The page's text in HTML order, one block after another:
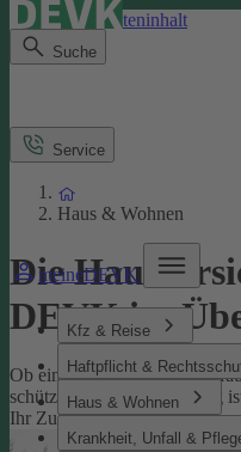
Direkt zum Seiteninhalt
Suche
meineDEVK
Kfz & Reise
Haftpflicht &
Haus & Wohnen
Krankheit, Unfall &
Service
Haus & Wohnen
Die
DEVK im
Ob eine Versicherung fürs
schützen, was Ihnen wichtig
Ihr Zuhause.